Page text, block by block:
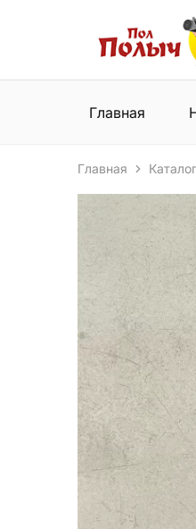
Пол
Полыч
Плиткин
Сеть
магазинов
и
керамической
Главная
Главная